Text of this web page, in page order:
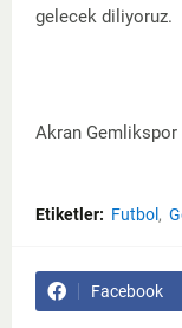
gelecek diliyoruz.
Akran
Etiketler: Futbol
Facebook